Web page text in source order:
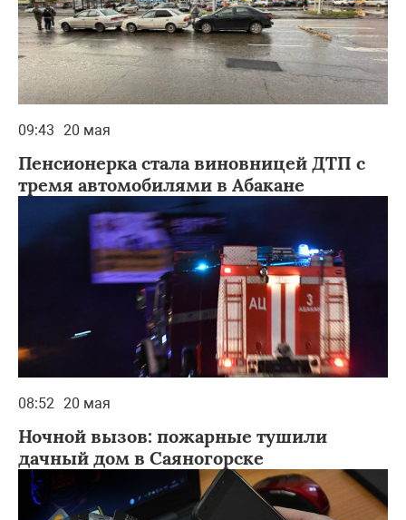
09:43 20 мая
Пенсионерка стала виновницей ДТП с
тремя автомобилями в Абакане
08:52 20 мая
Ночной вызов: пожарные тушили
дачный дом в Саяногорске